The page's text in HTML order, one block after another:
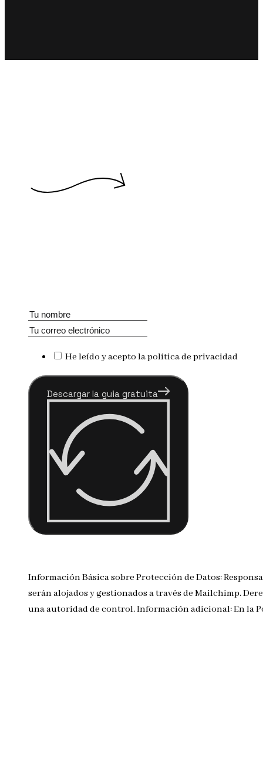
He leído y acepto la política de privacidad
Descargar la guia gratuita
Información Básica sobre Protección de Datos:
serán alojados y gestionados a través de Mailchimp.
una autoridad de control. Información adicional: En la